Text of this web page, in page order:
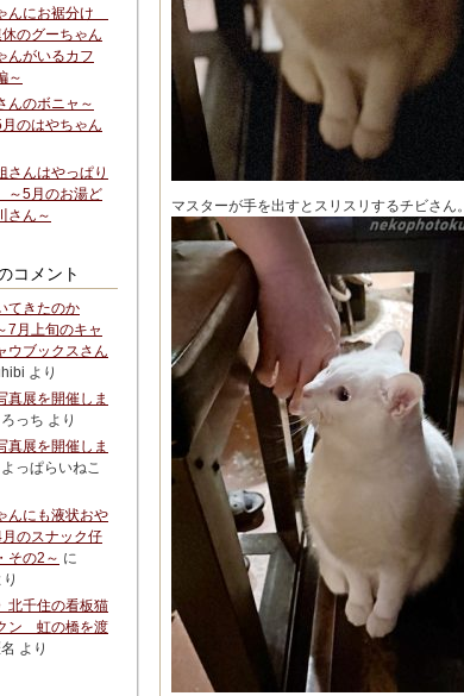
マスターが手を出すとスリスリするチビさん。
んにお裾分け
のグーちゃん
んがいるカフ
～
んのボニャ～
のはやちゃん
さんはやっぱり
5月のお湯ど
さん～
コメント
てきたのか
月上旬のキャ
ウブックスさん
より
真展を開催しま
ろっち より
真展を開催しま
よっぱらいねこ
んにも液状おや
のスナック仔
その2～ に
北千住の看板猫
ン 虹の橋を渡
より